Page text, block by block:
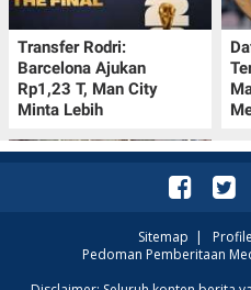
Transfer Rodri:
Barcelona Ajukan
Rp1,23 T, Man City
Minta Lebih
Sitemap | Profile
Pedoman Pemberitaan